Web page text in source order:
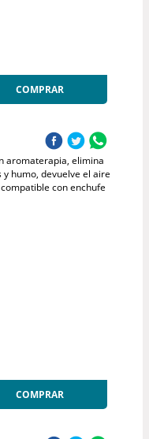
COMPRAR
aromaterapia, elimina
humo, devuelve el aire
con enchufe
COMPRAR